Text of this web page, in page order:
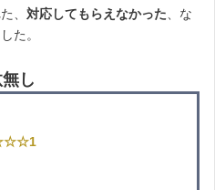
、 対応してもらえなかった 、な
た。
し